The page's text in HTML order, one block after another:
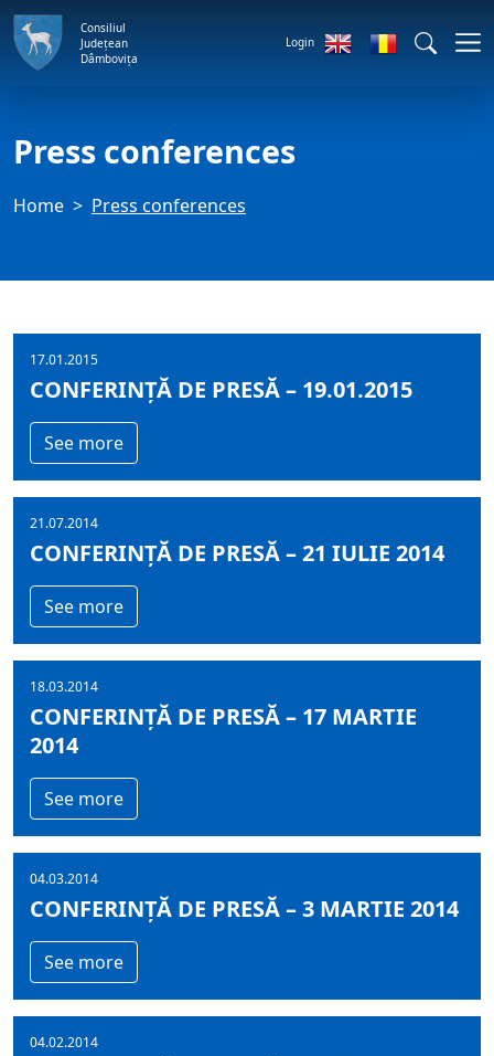
Consiliul
Județean
Dâmbovița
Login
Press conferences
Home Press conferences
17.01.2015
CONFERINȚĂ DE PRESĂ – 19.01.2015
See more
21.07.2014
CONFERINȚĂ DE PRESĂ – 21 IULIE 2014
See more
18.03.2014
CONFERINȚĂ DE PRESĂ – 17 MARTIE
2014
See more
04.03.2014
CONFERINȚĂ DE PRESĂ – 3 MARTIE 2014
See more
04.02.2014